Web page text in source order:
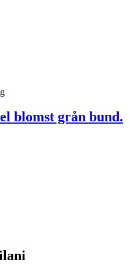
blomst grån bund.